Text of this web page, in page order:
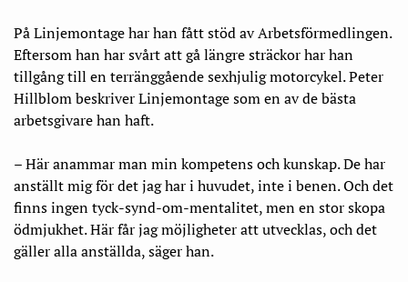
På Linjemontage har han fått stöd av Arbetsförmedlingen.
Eftersom han har svårt att gå längre sträckor har han
tillgång till en terränggående sexhjulig motorcykel. Peter
Hillblom beskriver Linjemontage som en av de bästa
arbetsgivare han haft.
– Här anammar man min kompetens och kunskap. De har
anställt mig för det jag har i huvudet, inte i benen. Och det
finns ingen tyck-synd-om-mentalitet, men en stor skopa
ödmjukhet. Här får jag möjligheter att utvecklas, och det
gäller alla anställda, säger han.